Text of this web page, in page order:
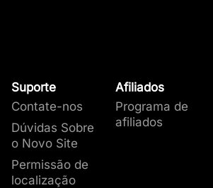
Suporte
Contate-nos
Dúvidas Sobre
o Novo Site
Permissão de
localização
Afiliados
Programa de
afiliados